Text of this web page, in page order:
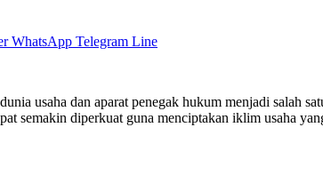
WhatsApp Telegram Line
dan aparat penegak hukum menjadi salah
semakin diperkuat guna menciptakan iklim usaha